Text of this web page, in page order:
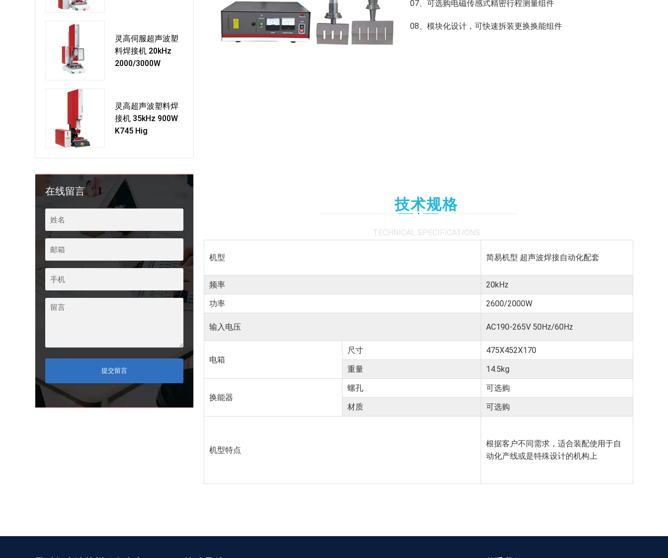
灵高伺服超声波塑
料焊接机 20kHz
2000/3000W
灵高超声波塑料焊
接机 35kHz 900W
K745 Hig
在线留言
提交留言
07、可选购电磁传感式精密行程测量组件
08、模块化设计，可快速拆装更换换能组件
技术规格
TECHNICAL SPECIFICATIONS
机型 简易机型 超声波焊接自动化配套
频率
20kHz
功率
2600/2000W
输入电压 AC190-265V 50Hz/60Hz
电箱
尺寸 475X452X170
重量
14.5kg
换能器
螺孔
可选购
材质
可选购
机型特点
根据客户不同需求， 适合装配使用于自
动化产线或是特殊设计的机构上